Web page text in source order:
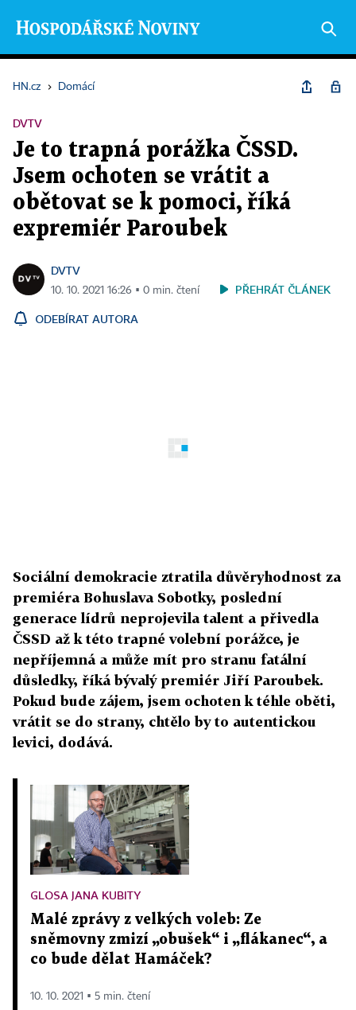
HN.cz › Domácí
DVTV
Je to trapná porážka ČSSD.
Jsem ochoten se vrátit a
obětovat se k pomoci, říká
expremiér Paroubek
DVTV
10. 10. 2021 16:26 ▪ 0 min. čtení PŘEHRÁT ČLÁNEK
ODEBÍRAT AUTORA
Sociální demokracie ztratila důvěryhodnost za
premiéra Bohuslava Sobotky, poslední
generace lídrů neprojevila talent a přivedla
ČSSD až k této trapné volební porážce, je
nepříjemná a může mít pro stranu fatální
důsledky, říká bývalý premiér Jiří Paroubek.
Pokud bude zájem, jsem ochoten k téhle oběti,
vrátit se do strany, chtělo by to autentickou
levici, dodává.
GLOSA JANA KUBITY
Malé zprávy z velkých voleb: Ze
sněmovny zmizí „obušek“ i „flákanec“, a
co bude dělat Hamáček?
10. 10. 2021 ▪ 5 min. čtení